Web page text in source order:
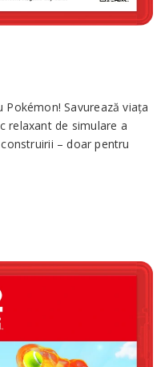
Savurează viața
relaxant de simulare a
– doar pentru